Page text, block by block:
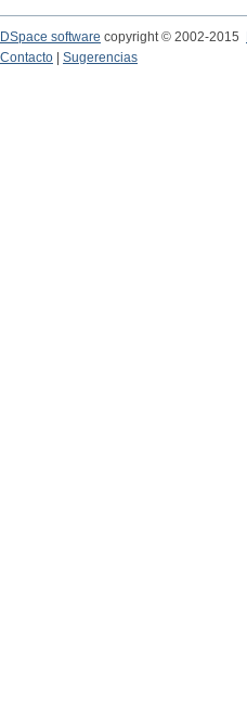
DSpace software copyright © 2002-2015
Contacto
Sugerencias